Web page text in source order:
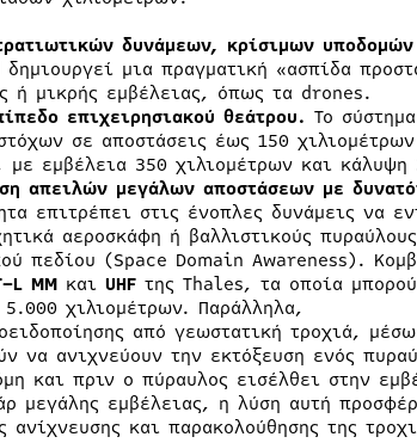
δυνάμεων, κρίσιμων
δημιουργεί μια πραγματική «ασπίδα
ή μικρής εμβέλειας, όπως τα drones.
επιχειρησιακού θεάτρου. Το σύστημα
σε αποστάσεις έως 150
με εμβέλεια 350 χιλιομέτρων και κάλυψη
απειλών μεγάλων αποστάσεων με
επιτρέπει στις ένοπλες δυνάμεις να
αεροσκάφη ή βαλλιστικούς
πεδίου (Space Domain Awareness).
MMκαι UHFτης Thales, τα οποία
χιλιομέτρων. Παράλληλα,
από γεωστατική τροχιά,
να ανιχνεύουν την εκτόξευση ενός
και πριν ο πύραυλος εισέλθει στην
μεγάλης εμβέλειας, η λύση αυτή
ανίχνευσης και παρακολούθησης της